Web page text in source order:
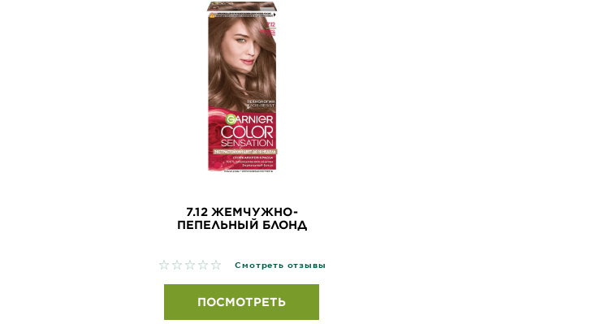
7.12 ЖЕМЧУЖНО-
ПЕПЕЛЬНЫЙ БЛОНД
No reviews Смотреть отзывы
ПОСМОТРЕТЬ